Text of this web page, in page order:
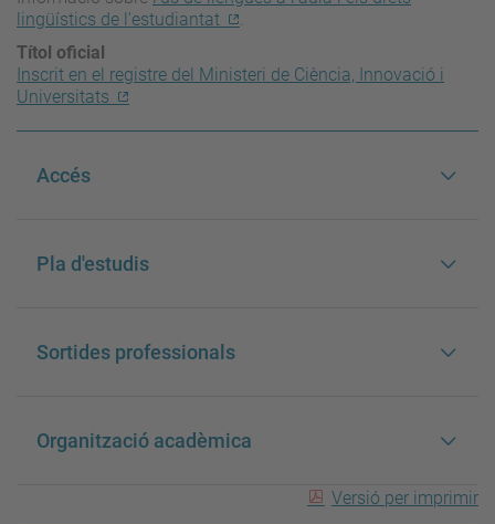
lingüístics de l'estudiantat
.
Títol oficial
Inscrit en el registre del Ministeri de Ciència, Innovació i
Universitats
Accés
Pla d'estudis
Sortides professionals
Organització acadèmica
Versió per imprimir